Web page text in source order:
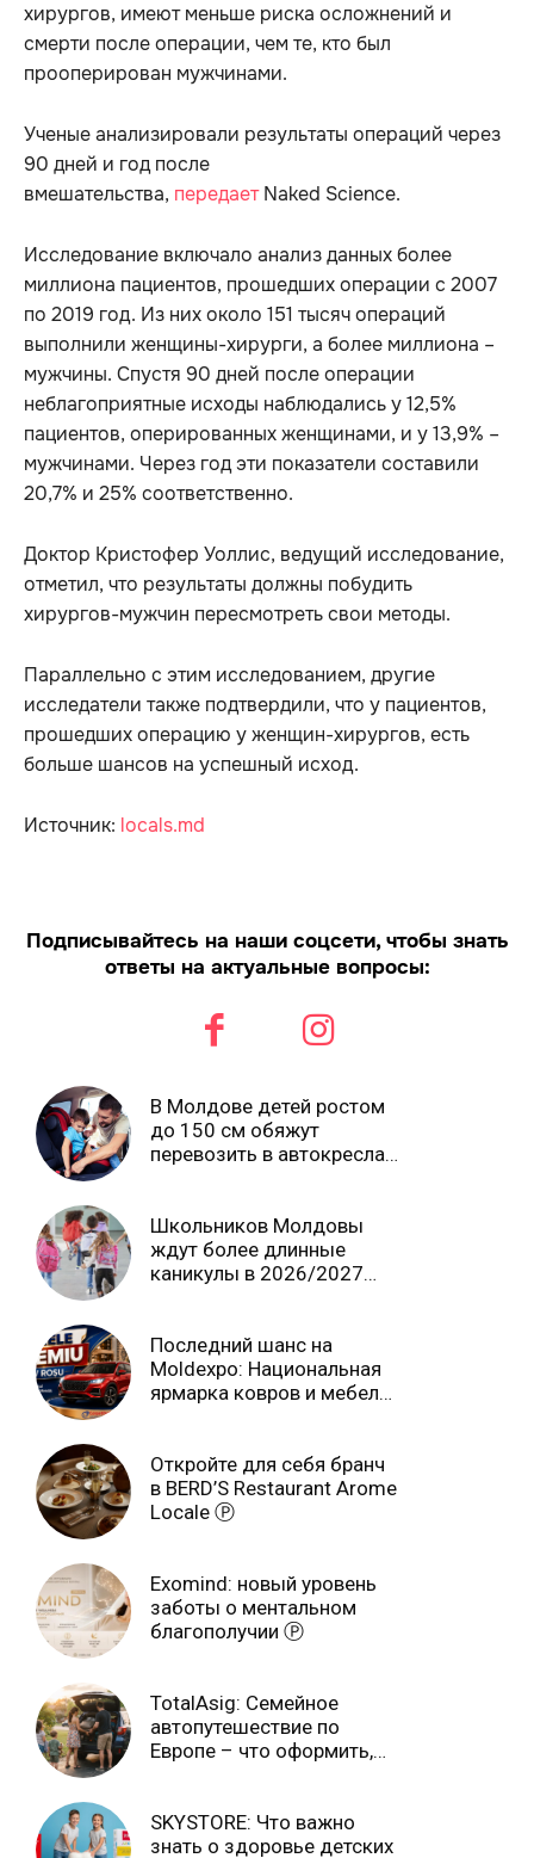
хирургов, имеют меньше риска осложнений и
смерти после операции, чем те, кто был
прооперирован мужчинами.
Ученые анализировали результаты операций через
90 дней и год после
вмешательства, передаетNaked Science.
Исследование включало анализ данных более
миллиона пациентов, прошедших операции с 2007
по 2019 год. Из них около 151 тысяч операций
выполнили женщины-хирурги, а более миллиона –
мужчины. Спустя 90 дней после операции
неблагоприятные исходы наблюдались у 12,5%
пациентов, оперированных женщинами, и у 13,9% –
мужчинами. Через год эти показатели составили
20,7% и 25% соответственно.
Доктор Кристофер Уоллис, ведущий исследование,
отметил, что результаты должны побудить
хирургов-мужчин пересмотреть свои методы.
Параллельно с этим исследованием, другие
исследатели также подтвердили, что у пациентов,
прошедших операцию у женщин-хирургов, есть
больше шансов на успешный исход.
Источник: locals.md
Подписывайтесь на наши соцсети, чтобы знать
ответы на актуальные вопросы:
В Молдове детей ростом
до 150 см обяжут
перевозить в автокреслах
Школьников Молдовы
ждут более длинные
каникулы в 2026/2027
Последний шанс на
Moldexpo: Национальная
ярмарка ковров и мебели
Откройте для себя бранч
в BERD’S Restaurant Arome
Locale Ⓟ
Exomind: новый уровень
заботы о ментальном
благополучии Ⓟ
TotalAsig: Семейное
автопутешествие по
Европе – что оформить,
SKYSTORE: Что важно
знать о здоровье детских